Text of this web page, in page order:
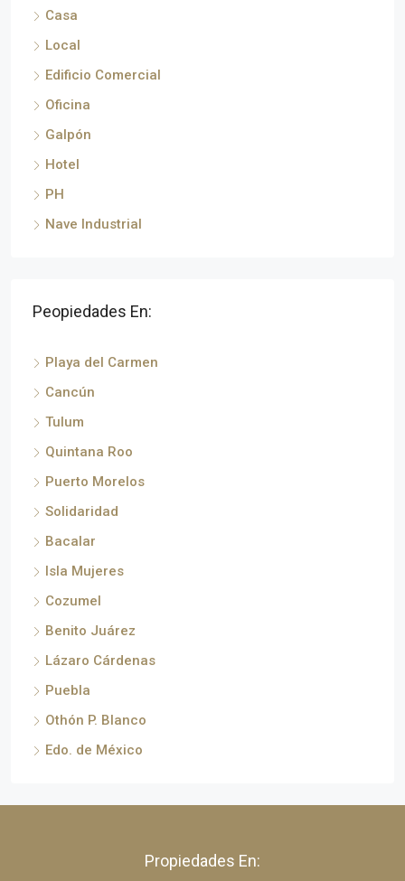
Casa
Local
Edificio Comercial
Oficina
Galpón
Hotel
PH
Nave Industrial
Peopiedades En:
Playa del Carmen
Cancún
Tulum
Quintana Roo
Puerto Morelos
Solidaridad
Bacalar
Isla Mujeres
Cozumel
Benito Juárez
Lázaro Cárdenas
Puebla
Othón P. Blanco
Edo. de México
Propiedades En: